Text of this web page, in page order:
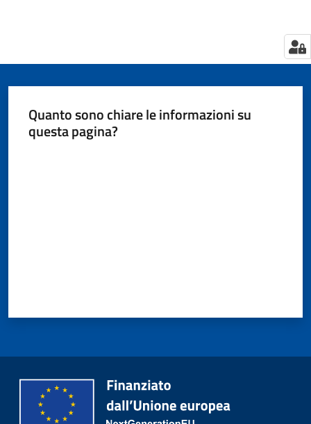
Quanto sono chiare le informazioni su
questa pagina?